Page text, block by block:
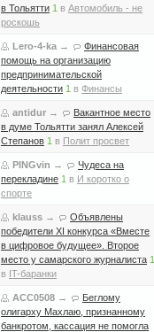
в Тольятти 1 в Автомобиль - не
роскошь
Lero-4-ka →
Финансовая
помощь на организацию
предпринимательской
деятельности 1 в Финансы
antidur →
Вакантное место
в думе Тольятти занял Алексей
Степанов 1 в Полит просвет
PINGvin →
Чудеса на
перекладине 1 в И коротко о
спорте
klauss →
Объявлены
победители XI конкурса «Вместе
в цифровое будущее». Второе
место у самарского журналиста 1
в IT-баранки
ACC0508 →
Беглому
олигарху Махлаю, признанному
банкротом, кассация не помогла